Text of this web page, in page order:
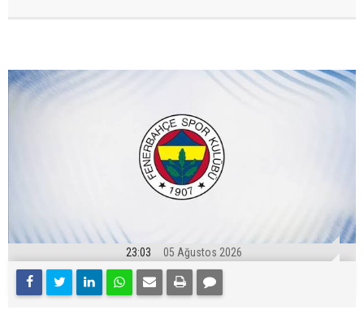
23:03 05 Ağustos 2026